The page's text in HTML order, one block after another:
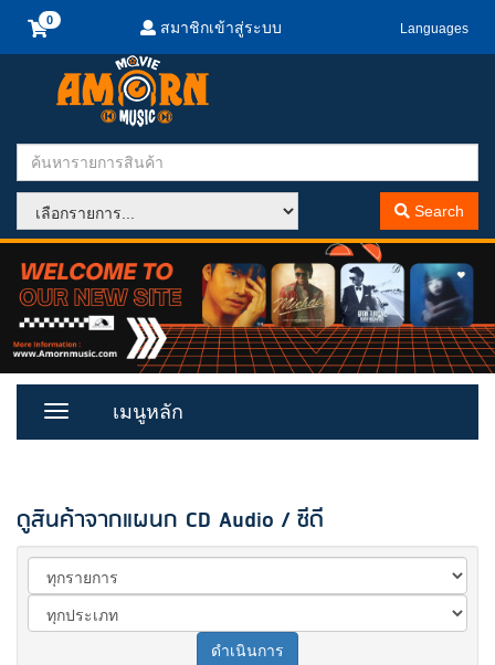
สมาชิกเข้าสู่ระบบ Languages
Search
Toggle
เมนูหลัก
ดูสินค้าจากแผนก CD Audio / ซีดี
ดำเนินการ